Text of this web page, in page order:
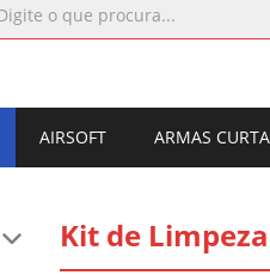
AIRSOFT ARMAS
Kit de Limpeza